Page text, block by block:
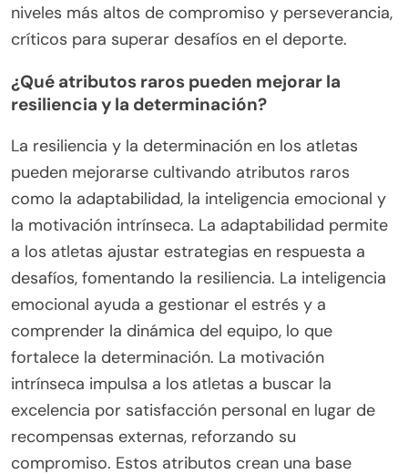
niveles más altos de compromiso y perseverancia,
críticos para superar desafíos en el deporte.
¿Qué atributos raros pueden mejorar la
resiliencia y la determinación?
La resiliencia y la determinación en los atletas
pueden mejorarse cultivando atributos raros
como la adaptabilidad, la inteligencia emocional y
la motivación intrínseca. La adaptabilidad permite
a los atletas ajustar estrategias en respuesta a
desafíos, fomentando la resiliencia. La inteligencia
emocional ayuda a gestionar el estrés y a
comprender la dinámica del equipo, lo que
fortalece la determinación. La motivación
intrínseca impulsa a los atletas a buscar la
excelencia por satisfacción personal en lugar de
recompensas externas, reforzando su
compromiso. Estos atributos crean una base